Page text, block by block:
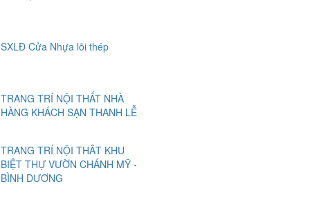
SXLĐ Cửa Nhựa lõi thép
TRANG TRÍ NỘI THẤT NHÀ
HÀNG KHÁCH SẠN THANH LỄ
TRANG TRÍ NỘI THÂT KHU
BIỆT THỰ VƯỜN CHÁNH MỸ -
BÌNH DƯƠNG